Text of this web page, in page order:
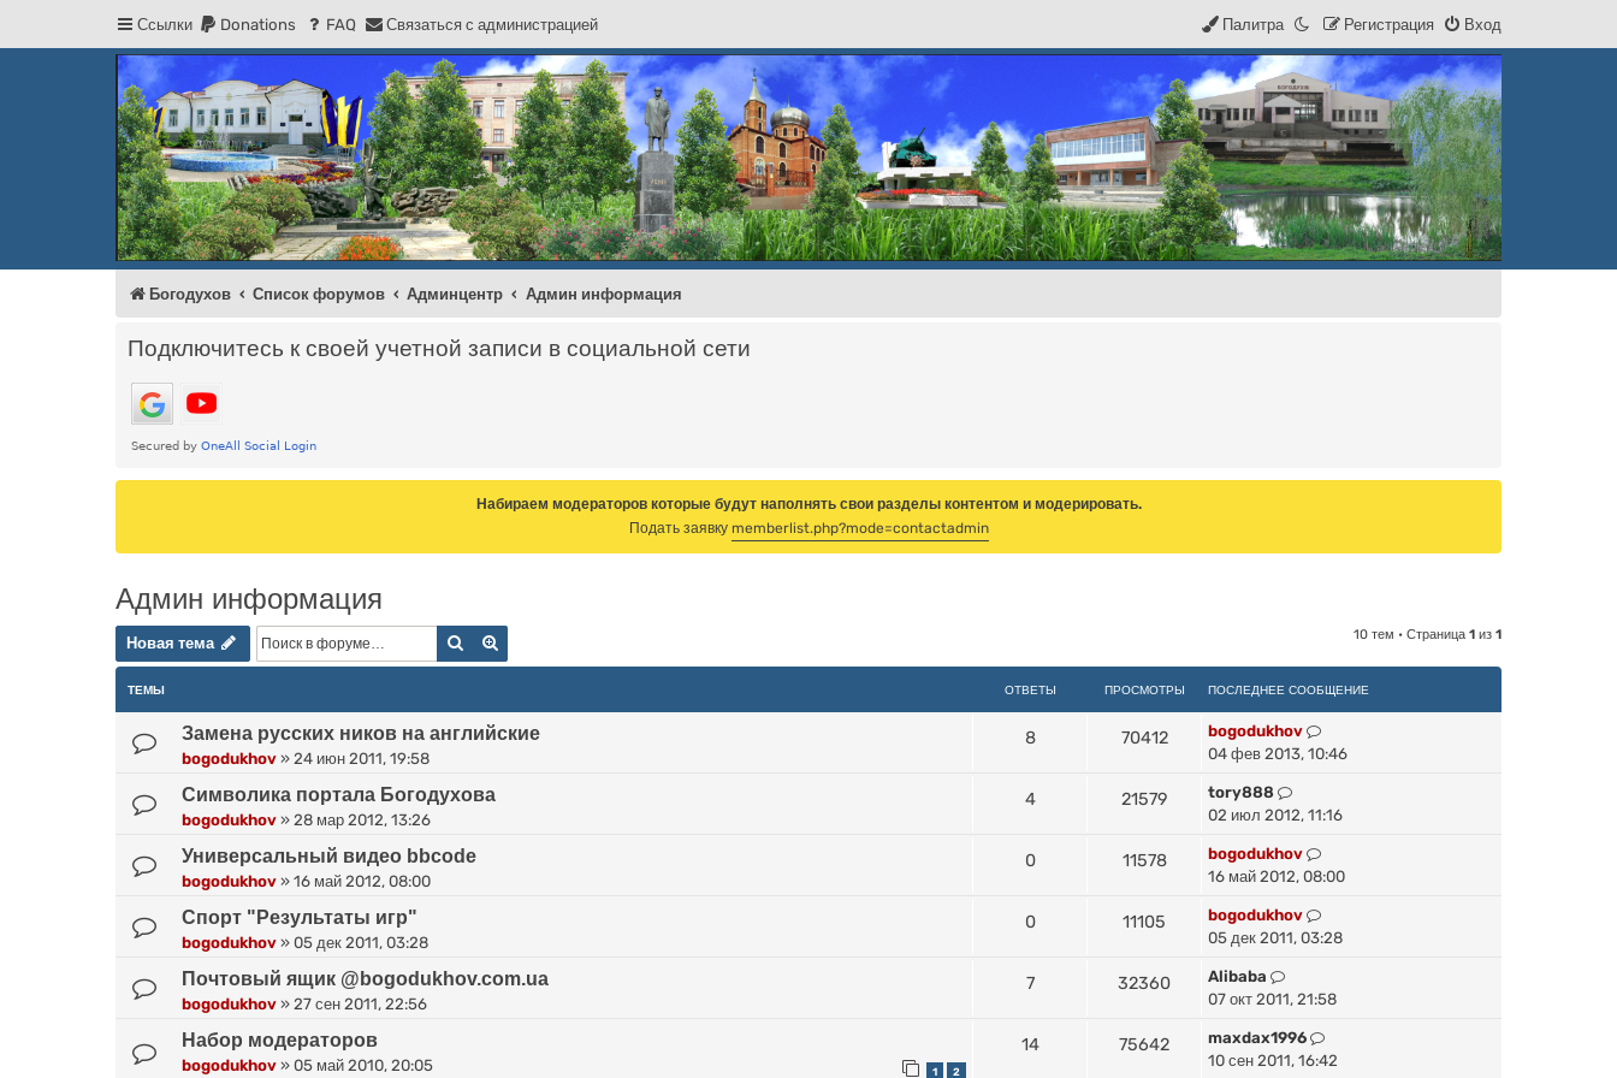
Ссылки Donations FAQ Связаться с администрацией Вход
Регистрация
Палитра
Регистрация
Форум Богодухова
Богодухов
Богодухов Список форумов Админцентр Админ информация
Подключитесь к своей учетной записи в социальной сети
Набираем модераторов которые будут наполнять свои разделы контентом и модерировать.
Подать заявку memberlist.php?mode=contactadmin
Админ информация
Новая тема
Новая тема Поиск 10 тем • Страница 1 из 1
ТЕМЫ ОТВЕТЫ ПРОСМОТРЫ ПОСЛЕДНЕЕ СООБЩЕНИЕ
Замена русских ников на английские
bogodukhov » 24 июн 2011, 19:58
8 70412
bogodukhov
04 фев 2013, 10:46
Символика портала Богодухова
bogodukhov » 28 мар 2012, 13:26
4 21579
tory888
02 июл 2012, 11:16
Универсальный видео bbcode
bogodukhov » 16 май 2012, 08:00
0 11578
bogodukhov
16 май 2012, 08:00
Спорт "Результаты игр"
bogodukhov » 05 дек 2011, 03:28
0 11105
bogodukhov
05 дек 2011, 03:28
Почтовый ящик @bogodukhov.com.ua
bogodukhov » 27 сен 2011, 22:56
7 32360
Alibaba
07 окт 2011, 21:58
Набор модераторов
bogodukhov » 05 май 2010, 20:05 1 2
14 75642
maxdax1996
10 сен 2011, 16:42